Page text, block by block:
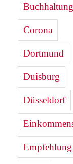
Buchhaltung
Corona
Dortmund
Duisburg
Düsseldorf
Empfehlung